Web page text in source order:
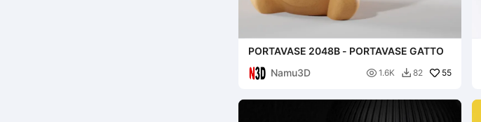
PORTAVASE 2048B - PORTAVASE GATTO
Namu3D
 1.6K  82 55